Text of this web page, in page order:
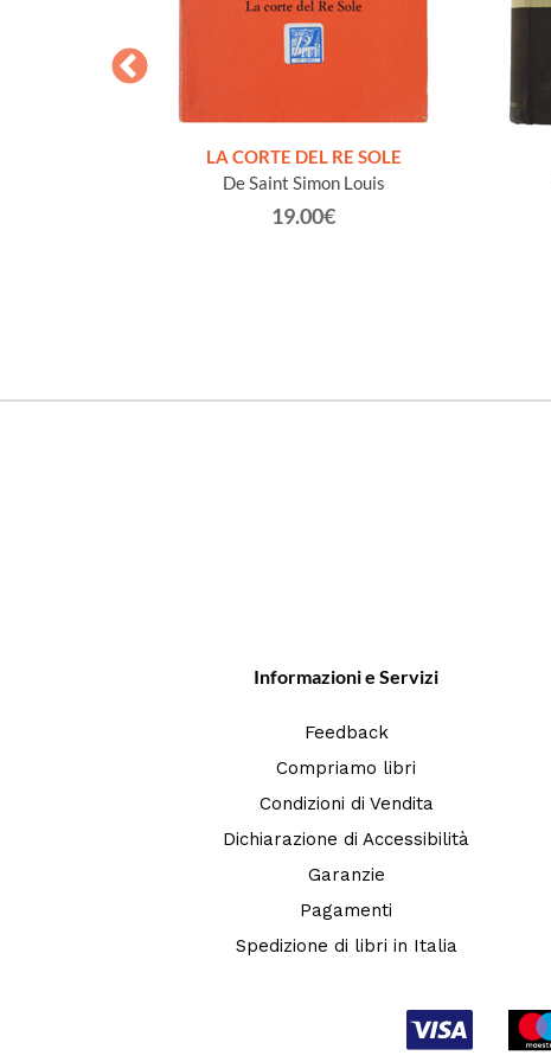
LA CORTE DEL RE SOLE
De Saint Simon Louis
19.00€
Informazioni e Servizi
Feedback
Compriamo libri
Condizioni di Vendita
Dichiarazione di Accessibilità
Garanzie
Pagamenti
Spedizione di libri in Italia